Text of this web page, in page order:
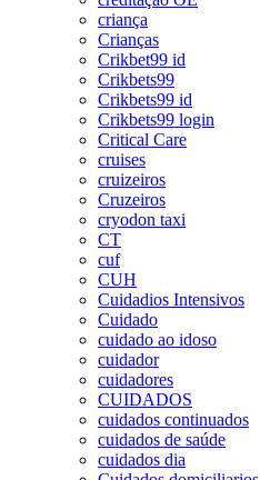
criança
Crianças
Crikbet99 id
Crikbets99
Crikbets99 id
Crikbets99 login
Critical Care
cruises
cruizeiros
Cruzeiros
cryodon taxi
CT
cuf
CUH
Cuidadios Intensivos
Cuidado
cuidado ao idoso
cuidador
cuidadores
CUIDADOS
cuidados continuados
cuidados de saúde
cuidados dia